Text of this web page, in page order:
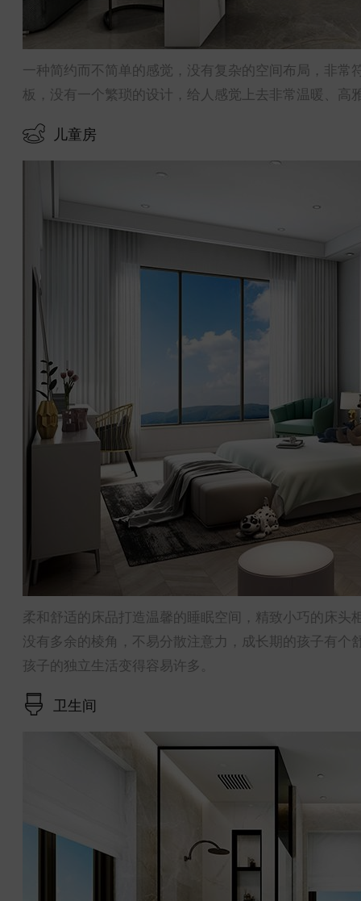
一种简约而不简单的感觉，没有复杂的空间布局，非
板，没有一个繁琐的设计，给人感觉上去非常温暖、高
儿童房
柔和舒适的床品打造温馨的睡眠空间，精致小巧的床
没有多余的棱角，不易分散注意力，成长期的孩子有
孩子的独立生活变得容易许多。
卫生间